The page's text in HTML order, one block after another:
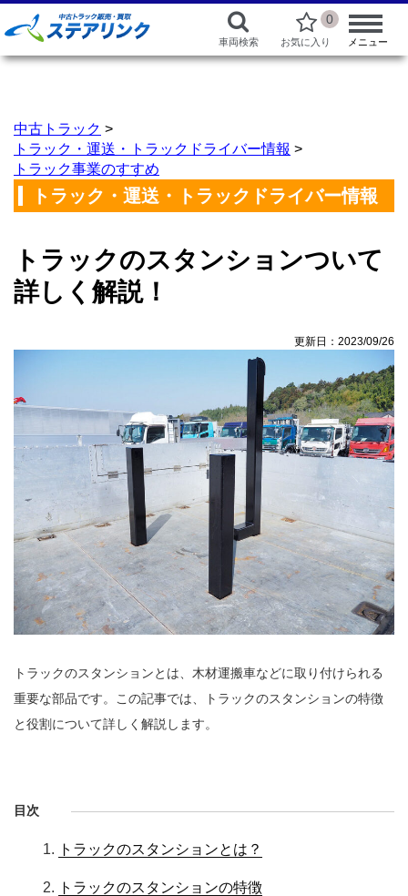
車両検索
0
お気に入り メニュー
中古トラック >
トラック・運送・トラックドライバー情報 >
トラック事業のすすめ
トラック・運送・トラックドライバー情報
トラックのスタンションついて
詳しく解説！
更新日：2023/09/26
トラックのスタンションとは、木材運搬車などに取り付けられる
重要な部品です。この記事では、トラックのスタンションの特徴
と役割について詳しく解説します。
目次
トラックのスタンションとは？
トラックのスタンションの特徴